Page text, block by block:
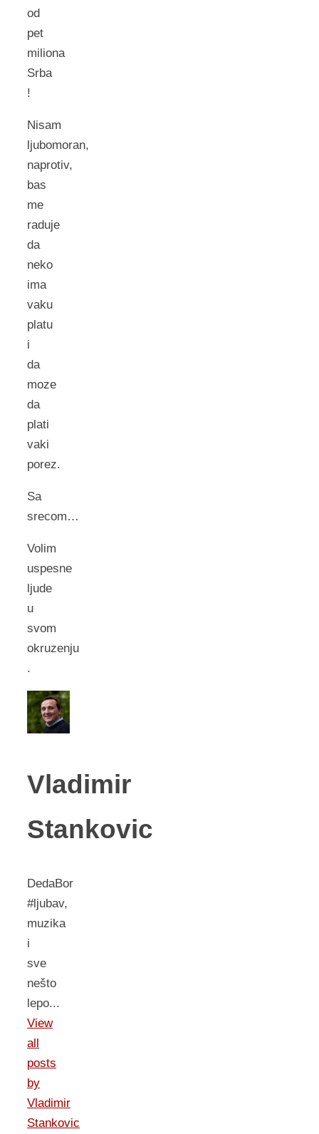
od
pet
miliona
Srba
!
Nisam
ljubomoran,
naprotiv,
bas
me
raduje
da
neko
ima
vaku
platu
i
da
moze
da
plati
vaki
porez.
Sa
srecom…
Volim
uspesne
ljude
u
svom
okruzenju
.
Vladimir
Stankovic
DedaBor
#ljubav,
muzika
i
sve
nešto
lepo...
View
all
posts
by
Vladimir
Stankovic